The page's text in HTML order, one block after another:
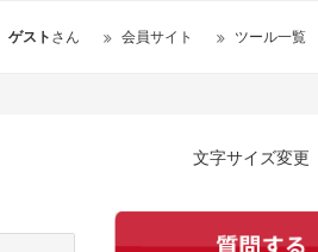
ゲストさん 会員サイト ツール一覧
文字サイズ変更